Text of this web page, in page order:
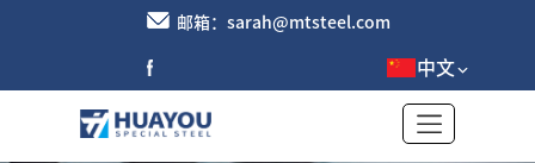
邮箱：sarah@mtsteel.com
中文